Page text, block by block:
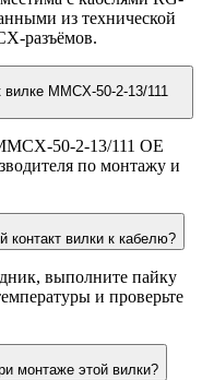
из технической
разъёмов.
50-2-13/111 OE
по монтажу и
контакт вилки к кабелю?
выполните пайку
и проверьте
монтаже этой вилки?